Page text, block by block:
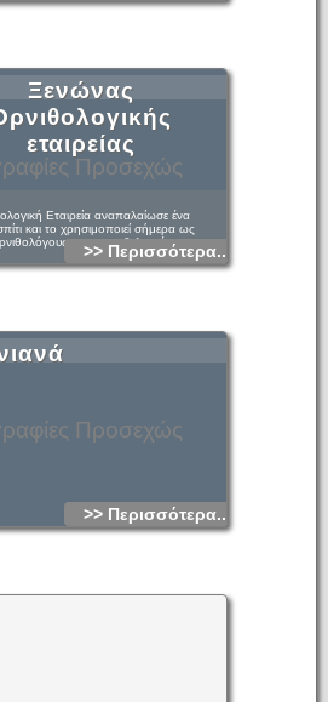
Προσεχώς
Ξενώνας
εταιρείας
Εταιρεία αναπαλαίωσε ένα
και το χρησιμοποιεί σήμερα ως
και τους εθελοντές.
>> Περισσότερα...
Προσεχώς
>> Περισσότερα...